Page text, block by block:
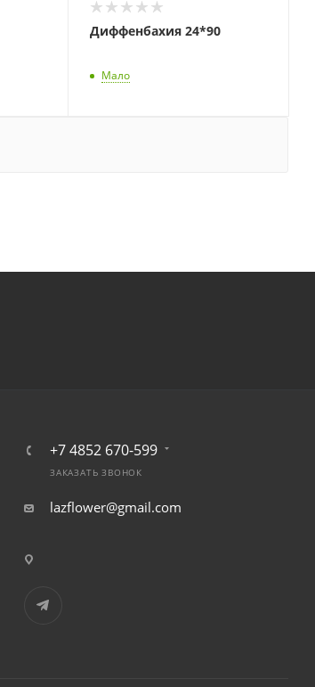
Диффенбахия 24*90
Мало
+7 4852 670-599
ЗАКАЗАТЬ ЗВОНОК
lazflower@gmail.com